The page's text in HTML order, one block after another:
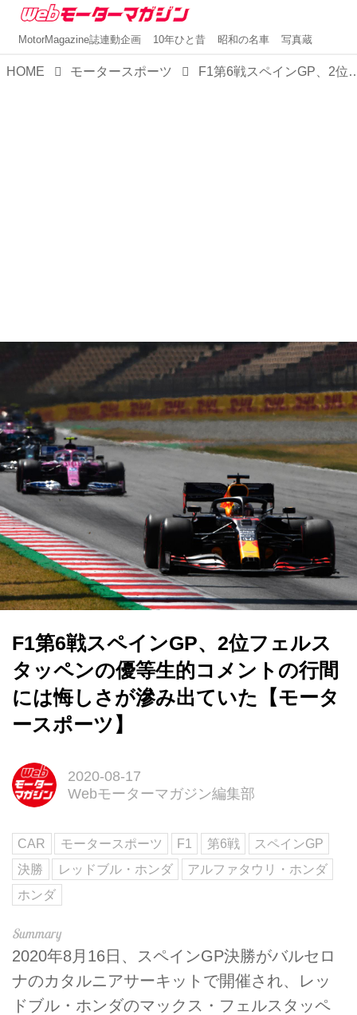
MotorMagazine誌連動企画 10年ひと昔 昭和の名車 写真蔵
HOME モータースポーツ F1第6戦スペインGP、2位フェルスタッペンの優等生的
F1第6戦スペインGP、2位フェルス
タッペンの優等生的コメントの行間
には悔しさが滲み出ていた【モータ
ースポーツ】
2020-08-17
Webモーターマガジン編集部
CAR モータースポーツ F1 第6戦
スペインGP
決勝
レッドブル・ホンダ
アルファタウリ・ホンダ
ホンダ
2020年8月16日、スペインGP決勝がバルセロ
ナのカタルニアサーキットで開催され、レッ
ドブル・ホンダのマックス・フェルスタッペ